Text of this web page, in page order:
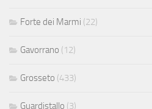
Forte dei Marmi (22)
Gavorrano (12)
Grosseto (433)
Guardistallo (3)